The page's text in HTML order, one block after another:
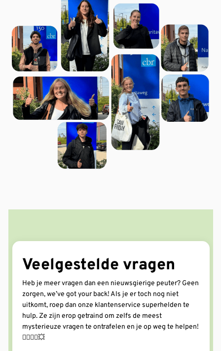
Veelgestelde vragen
Heb je meer vragen dan een nieuwsgierige peuter? Geen
zorgen, we’ve got your back! Als je er toch nog niet
uitkomt, roep dan onze klantenservice superhelden te
hulp. Ze zijn erop getraind om zelfs de meest
mysterieuze vragen te ontrafelen en je op weg te helpen!
🦸‍♂️🦸‍♀️💥